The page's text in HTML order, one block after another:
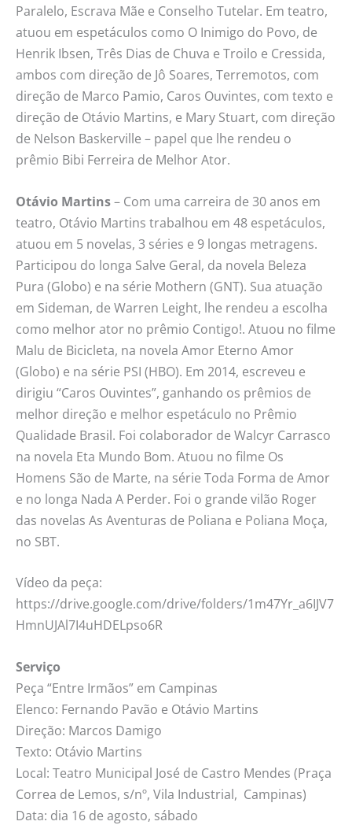
Paralelo, Escrava Mãe e Conselho Tutelar. Em teatro,
atuou em espetáculos como O Inimigo do Povo, de
Henrik Ibsen, Três Dias de Chuva e Troilo e Cressida,
ambos com direção de Jô Soares, Terremotos, com
direção de Marco Pamio, Caros Ouvintes, com texto e
direção de Otávio Martins, e Mary Stuart, com direção
de Nelson Baskerville – papel que lhe rendeu o
prêmio Bibi Ferreira de Melhor Ator.
Otávio Martins– Com uma carreira de 30 anos em
teatro, Otávio Martins trabalhou em 48 espetáculos,
atuou em 5 novelas, 3 séries e 9 longas metragens.
Participou do longa Salve Geral, da novela Beleza
Pura (Globo) e na série Mothern (GNT). Sua atuação
em Sideman, de Warren Leight, lhe rendeu a escolha
como melhor ator no prêmio Contigo!. Atuou no filme
Malu de Bicicleta, na novela Amor Eterno Amor
(Globo) e na série PSI (HBO). Em 2014, escreveu e
dirigiu “Caros Ouvintes”, ganhando os prêmios de
melhor direção e melhor espetáculo no Prêmio
Qualidade Brasil. Foi colaborador de Walcyr Carrasco
na novela Eta Mundo Bom. Atuou no filme Os
Homens São de Marte, na série Toda Forma de Amor
e no longa Nada A Perder. Foi o grande vilão Roger
das novelas As Aventuras de Poliana e Poliana Moça,
no SBT.
Vídeo da peça:
https://drive.google.com/drive/folders/1m47Yr_a6IJV7
HmnUJAl7I4uHDELpso6R
Serviço
Peça “Entre Irmãos” em Campinas
Elenco: Fernando Pavão e Otávio Martins
Direção: Marcos Damigo
Texto: Otávio Martins
Local: Teatro Municipal José de Castro Mendes (Praça
Correa de Lemos, s/nº, Vila Industrial, Campinas)
Data: dia 16 de agosto, sábado